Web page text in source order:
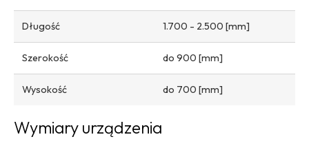
Długość 1.700 - 2.500 [mm]
Szerokość do 900 [mm]
Wysokość do 700 [mm]
Wymiary urządzenia